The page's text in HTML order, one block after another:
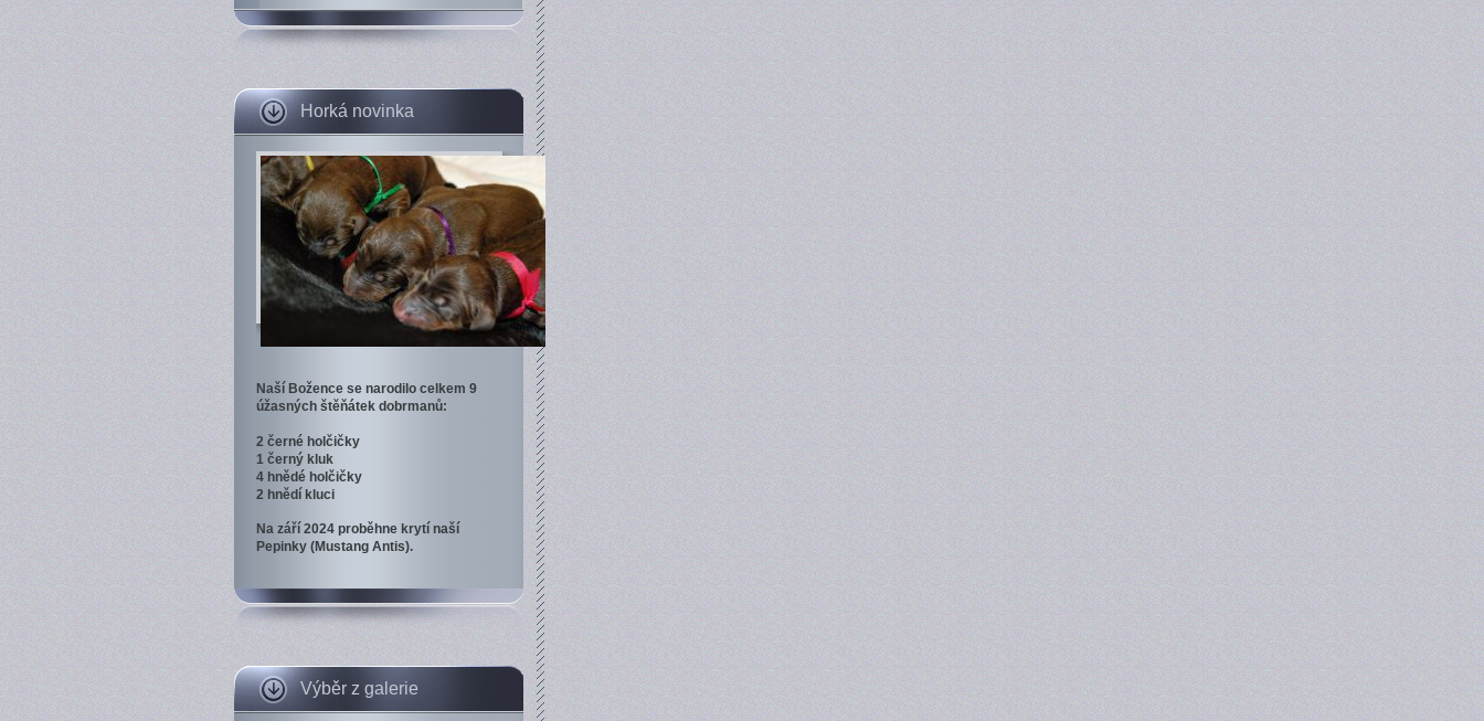
Horká novinka
Naší Božence se narodilo celkem 9
úžasných štěňátek dobrmanů:
2 černé holčičky
1 černý kluk
4 hnědé holčičky
2 hnědí kluci
Na září 2024 proběhne krytí naší
Pepinky (Mustang Antis).
Výběr z galerie